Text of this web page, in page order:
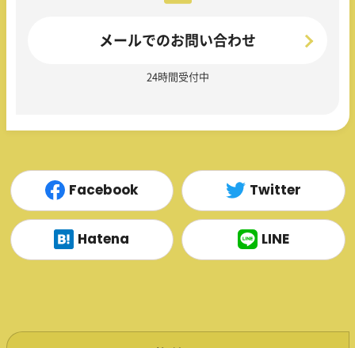
メールでのお問い合わせ
24時間受付中
Facebook Twitter
Hatena LINE